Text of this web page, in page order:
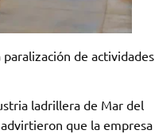
de actividades
ladrillera de Mar del
que la empresa